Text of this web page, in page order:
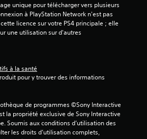
unique pour télécharger vers plusieurs
à PlayStation Network n'est pas
licence sur votre PS4 principale ; elle
une utilisation sur d'autres
à la santé
de programmes ©Sony Interactive
la propriété exclusive de Sony Interactive
Soumis aux conditions d’utilisation des
les droits d’utilisation complets,